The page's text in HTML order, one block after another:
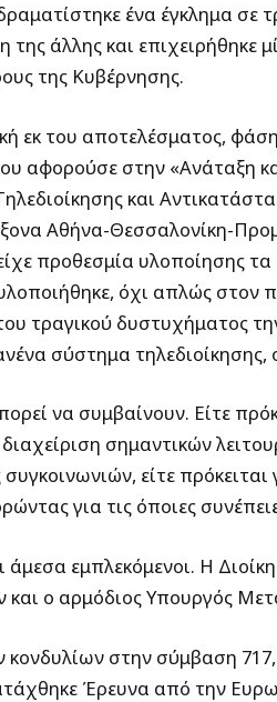
ένα έγκλημα σε
της άλλης και επιχειρήθηκε
της Κυβέρνησης.
εκ του αποτελέσματος,
αφορούσε στην «Ανάταξη
και
Αθήνα-Θεσσαλονίκη-
προθεσμία υλοποίησης
όχι απλώς στον
τραγικού δυστυχήματος
σύστημα
να συμβαίνουν. Είτε
σημαντικών
είτε πρόκειται
για τις όποιες
άμεσα εμπλεκόμενοι. Η
και ο αρμόδιος Υπουργός
στην σύμβαση 717,
Έρευνα από την